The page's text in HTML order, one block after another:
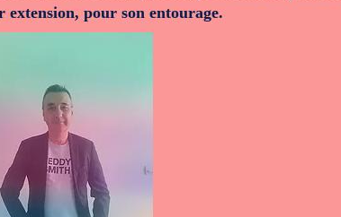
pour son entourage.